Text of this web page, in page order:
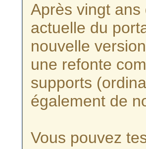
Après vingt
actuelle du
nouvelle
une refonte
supports
également de
Vous pouvez